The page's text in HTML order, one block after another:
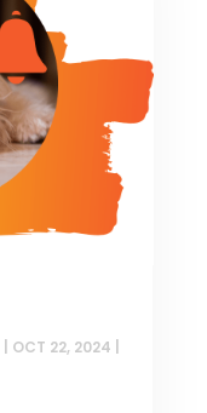
OCT 22, 2024